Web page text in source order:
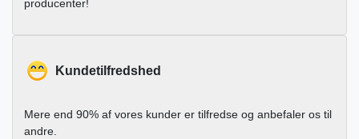
producenter!
Kundetilfredshed
Mere end 90% af vores kunder er tilfredse og anbefaler os til
andre.